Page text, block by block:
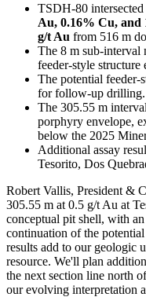
TSDH-80 intersected
Au, 0.16% Cu, and
g/t Au from 516 m
The 8 m sub-interval
feeder-style
The potential feeder-
for follow-up drilling.
The 305.55 m
porphyry envelope,
below the 2025
Additional assay
Tesorito, Dos
Robert Vallis, President &
305.55 m at 0.5 g/t Au at
conceptual pit shell, with
continuation of the
results add to our geologic
resource. We'll plan
the next section line north
our evolving interpretation